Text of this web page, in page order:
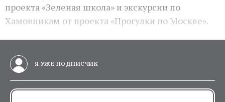
проекта «Зеленая школа» и экскурсии по
Хамовникам от проекта «Прогулки по Москве».
Я УЖЕ ПОДПИСЧИК